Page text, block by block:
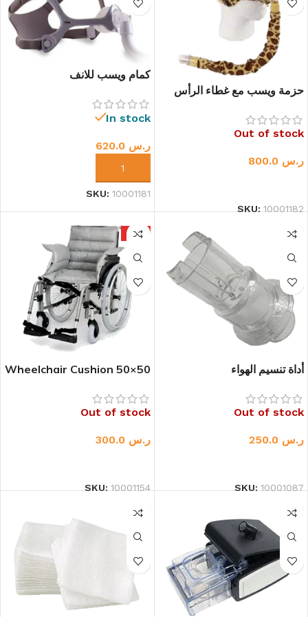
حزمة ويسب مع غطاء الرأس
Out of stock
ر.س 800.0
SKU:10001182
كمام ويسب للانف
In stock
ر.س620.0
إضافة إلى السلة
SKU: 10001181
أداة تنسيم الهواء
Out of stock
ر.س 250.0
SKU:10001087
HOT
Wheelchair Cushion 50×50
Out of stock
ر.س300.0
SKU:10001154